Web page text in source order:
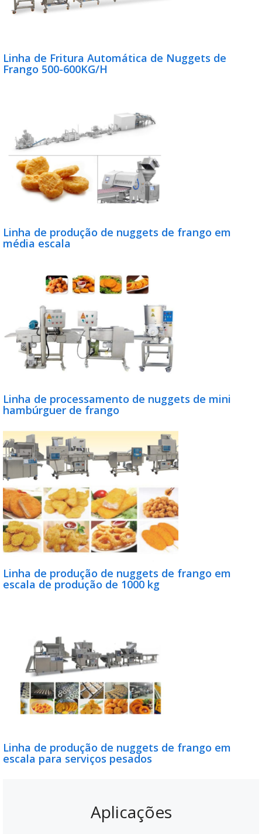
Linha de Fritura Automática de Nuggets de
Frango 500-600KG/H
Linha de produção de nuggets de frango em
média escala
Linha de processamento de nuggets de mini
hambúrguer de frango
Linha de produção de nuggets de frango em
escala de produção de 1000 kg
Linha de produção de nuggets de frango em
escala para serviços pesados
Aplicações